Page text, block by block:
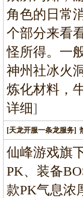
角色的日常
个部分来看
怪所得。一
神州社冰火
炼化材料，
详细]
[天龙开服一条龙服务]
仙峰游戏旗
PK、装备
款PK气息浓